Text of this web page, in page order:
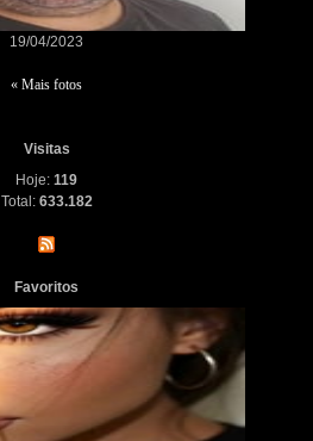
19/04/2023
« Mais fotos
Visitas
Hoje: 119
Total: 633.182
Favoritos